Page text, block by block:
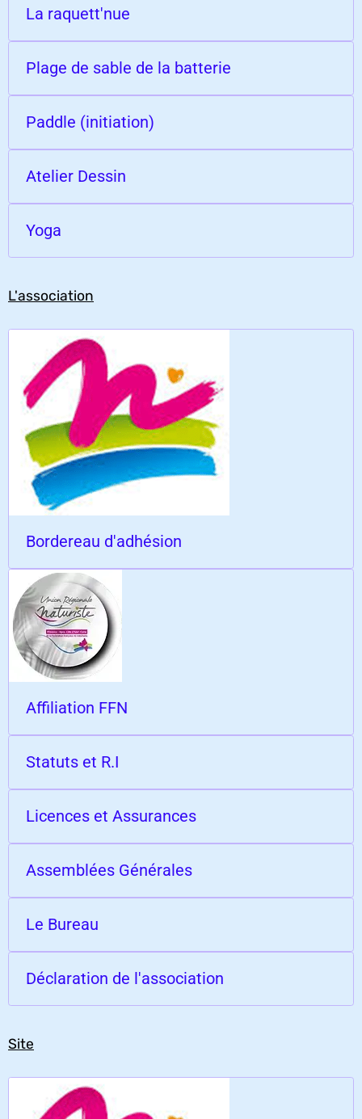
La raquett'nue
Plage de sable de la batterie
Paddle (initiation)
Atelier Dessin
Yoga
L'association
Bordereau d'adhésion
Affiliation FFN
Statuts et R.I
Licences et Assurances
Assemblées Générales
Le Bureau
Déclaration de l'association
Site